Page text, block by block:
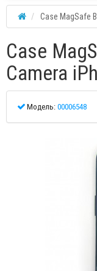
Case MagSafe
Case
Camera
Модель: 00006548